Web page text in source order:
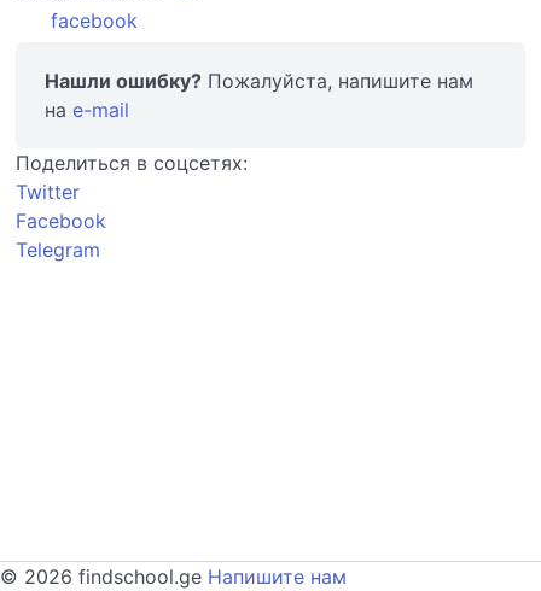
facebook
Нашли ошибку? Пожалуйста, напишите нам
наe-mail
Поделиться в соцсетях:
Twitter
Facebook
Telegram
© 2026 findschool.ge Напишите нам